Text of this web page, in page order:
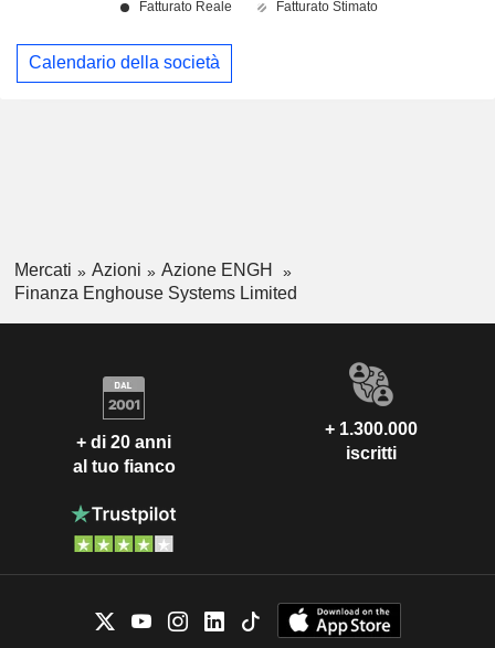
Calendario della società
Mercati Azioni
Azione ENGH
Finanza Enghouse Systems Limited
+ di 20 anni
al tuo fianco
+ 1.300.000
iscritti